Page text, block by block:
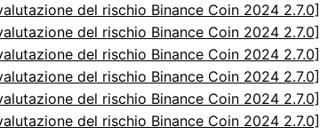
del rischio Binance Coin 2024 2.7.0]
del rischio Binance Coin 2024 2.7.0]
del rischio Binance Coin 2024 2.7.0]
del rischio Binance Coin 2024 2.7.0]
del rischio Binance Coin 2024 2.7.0]
del rischio Binance Coin 2024 2.7.0]